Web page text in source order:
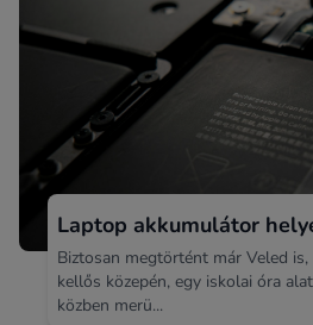
Laptop akkumulátor
Biztosan megtörtént már Veled
kellős közepén, egy iskolai óra
közben merü...